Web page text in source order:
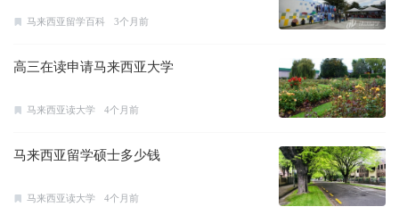
马来西亚留学百科 3个月前
高三在读申请马来西亚大学
马来西亚读大学 4个月前
马来西亚留学硕士多少钱
马来西亚读大学 4个月前